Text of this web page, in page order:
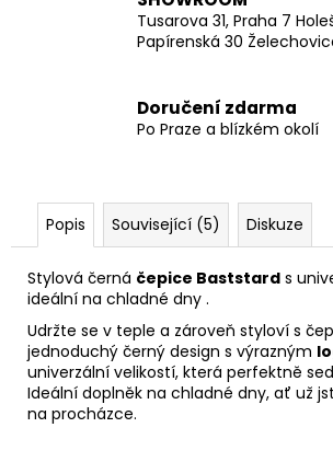
Tusarova 31, Praha 7
Papírenská 30
Doručení zdarma
Po Praze a blízkém okolí
Popis Související (5) Diskuze
Stylová černá čepice Baststard s
ideální na chladné dny .
Udržte se v teple a zároveň styloví s
jednoduchý černý design s výrazným
univerzální velikostí, která perfektně
Ideální doplněk na chladné dny, ať už
na procházce.